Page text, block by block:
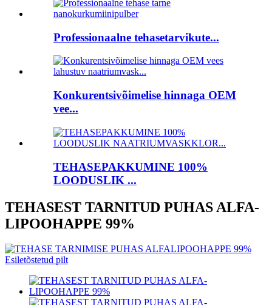
Professionaalne tehasetarvikute...
Konkurentsivõimelise hinnaga OEM
vee...
TEHASEPAKKUMINE 100%
LOODUSLIK ...
TEHASEST TARNITUD PUHAS ALFA-
LIPOOHAPPE 99%